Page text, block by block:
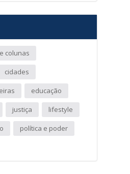
colunas
cidades
educação
justiça lifestyle
política e poder